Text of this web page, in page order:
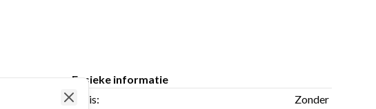
Fysieke informatie
Huis:
Zonder